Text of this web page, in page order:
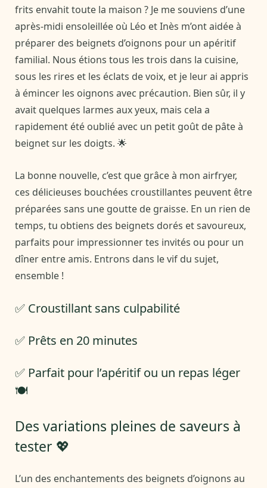
frits envahit toute la maison ? Je me souviens d’une
après-midi ensoleillée où Léo et Inès m’ont aidée à
préparer des beignets d’oignons pour un apéritif
familial. Nous étions tous les trois dans la cuisine,
sous les rires et les éclats de voix, et je leur ai appris
à émincer les oignons avec précaution. Bien sûr, il y
avait quelques larmes aux yeux, mais cela a
rapidement été oublié avec un petit goût de pâte à
beignet sur les doigts. 🌟
La bonne nouvelle, c’est que grâce à mon airfryer,
ces délicieuses bouchées croustillantes peuvent être
préparées sans une goutte de graisse. En un rien de
temps, tu obtiens des beignets dorés et savoureux,
parfaits pour impressionner tes invités ou pour un
dîner entre amis. Entrons dans le vif du sujet,
ensemble !
✅ Croustillant sans culpabilité
✅ Prêts en 20 minutes
✅ Parfait pour l’apéritif ou un repas léger
🍽️
Des variations pleines de saveurs à
tester 💖
L’un des enchantements des beignets d’oignons au